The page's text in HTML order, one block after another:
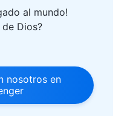
al mundo!
Dios?
nosotros en